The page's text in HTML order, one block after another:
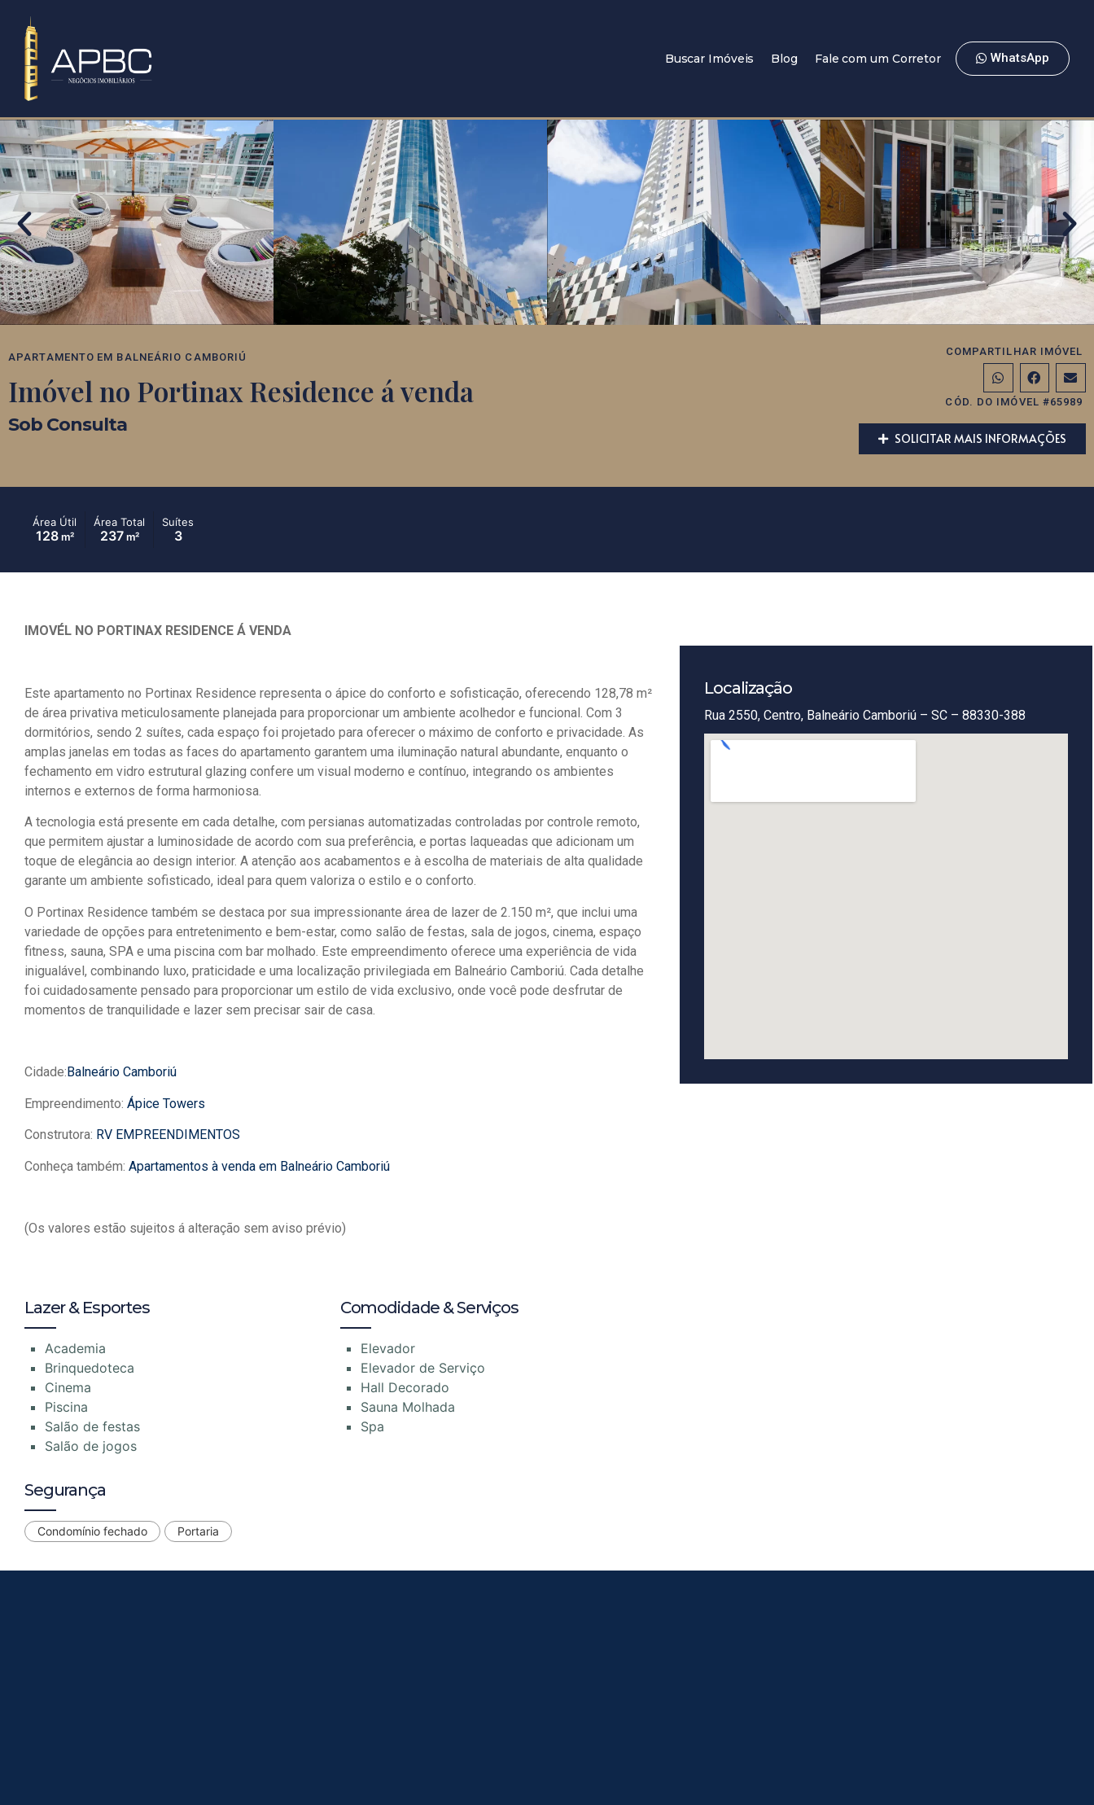
Buscar Imóveis Blog Fale com um Corretor WhatsApp
APARTAMENTO EM BALNEÁRIO CAMBORIÚ
Imóvel no Portinax Residence á venda
Sob Consulta
COMPARTILHAR IMÓVEL
CÓD. DO IMÓVEL #65989
SOLICITAR MAIS INFORMAÇÕES
Área Útil
128m²
Área Total
237m²
Suítes
3
IMOVÉL NO PORTINAX RESIDENCE Á VENDA
Este apartamento no Portinax Residence representa o ápice do conforto e sofisticação, oferecendo 128,78 m²
de área privativa meticulosamente planejada para proporcionar um ambiente acolhedor e funcional. Com 3
dormitórios, sendo 2 suítes, cada espaço foi projetado para oferecer o máximo de conforto e privacidade. As
amplas janelas em todas as faces do apartamento garantem uma iluminação natural abundante, enquanto o
fechamento em vidro estrutural glazing confere um visual moderno e contínuo, integrando os ambientes
internos e externos de forma harmoniosa.
A tecnologia está presente em cada detalhe, com persianas automatizadas controladas por controle remoto,
que permitem ajustar a luminosidade de acordo com sua preferência, e portas laqueadas que adicionam um
toque de elegância ao design interior. A atenção aos acabamentos e à escolha de materiais de alta qualidade
garante um ambiente sofisticado, ideal para quem valoriza o estilo e o conforto.
O Portinax Residence também se destaca por sua impressionante área de lazer de 2.150 m², que inclui uma
variedade de opções para entretenimento e bem-estar, como salão de festas, sala de jogos, cinema, espaço
fitness, sauna, SPA e uma piscina com bar molhado. Este empreendimento oferece uma experiência de vida
inigualável, combinando luxo, praticidade e uma localização privilegiada em Balneário Camboriú. Cada detalhe
foi cuidadosamente pensado para proporcionar um estilo de vida exclusivo, onde você pode desfrutar de
momentos de tranquilidade e lazer sem precisar sair de casa.
Cidade: Balneário Camboriú
Empreendimento: Ápice Towers
Construtora: RV EMPREENDIMENTOS
Conheça também: Apartamentos à venda em Balneário Camboriú
(Os valores estão sujeitos á alteração sem aviso prévio)
Lazer & Esportes
Academia
Brinquedoteca
Cinema
Piscina
Salão de festas
Salão de jogos
Comodidade & Serviços
Elevador
Elevador de Serviço
Hall Decorado
Sauna Molhada
Spa
Segurança
Condomínio fechado Portaria
Localização
Rua 2550, Centro, Balneário Camboriú – SC – 88330-388